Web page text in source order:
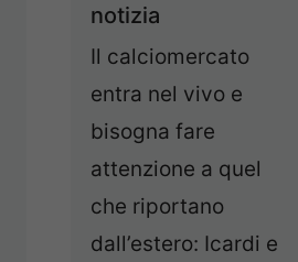
notizia
Il calciomercato
entra nel vivo e
bisogna fare
attenzione a quel
che riportano
dall’estero: Icardi e